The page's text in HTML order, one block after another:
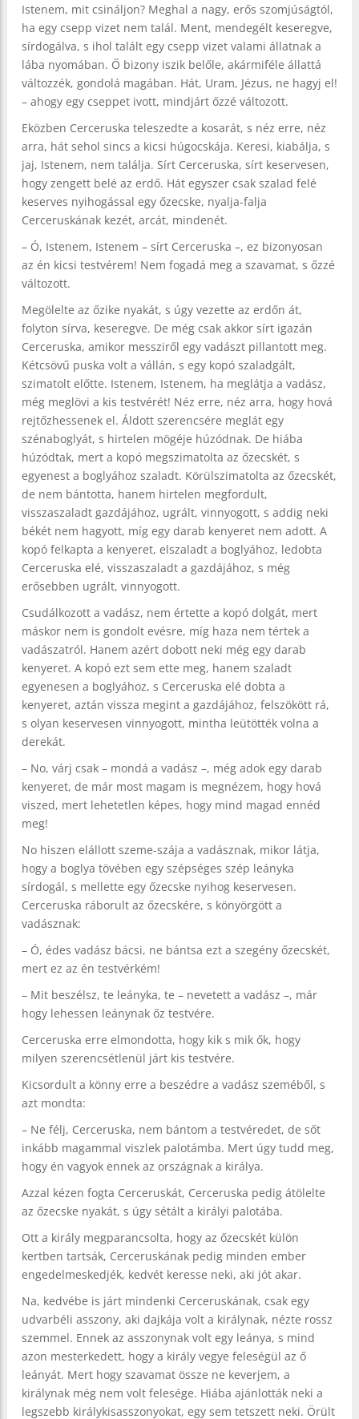
Istenem, mit csináljon? Meghal a nagy, erős szomjúságtól,
ha egy csepp vizet nem talál. Ment, mendegélt keseregve,
sírdogálva, s ihol talált egy csepp vizet valami állatnak a
lába nyomában. Ő bizony iszik belőle, akármiféle állattá
változzék, gondolá magában. Hát, Uram, Jézus, ne hagyj el!
– ahogy egy cseppet ivott, mindjárt őzzé változott.
Eközben Cerceruska teleszedte a kosarát, s néz erre, néz
arra, hát sehol sincs a kicsi húgocskája. Keresi, kiabálja, s
jaj, Istenem, nem találja. Sírt Cerceruska, sírt keservesen,
hogy zengett belé az erdő. Hát egyszer csak szalad felé
keserves nyihogással egy őzecske, nyalja-falja
Cerceruskának kezét, arcát, mindenét.
– Ó, Istenem, Istenem – sírt Cerceruska –, ez bizonyosan
az én kicsi testvérem! Nem fogadá meg a szavamat, s őzzé
változott.
Megölelte az őzike nyakát, s úgy vezette az erdőn át,
folyton sírva, keseregve. De még csak akkor sírt igazán
Cerceruska, amikor messziről egy vadászt pillantott meg.
Kétcsövű puska volt a vállán, s egy kopó szaladgált,
szimatolt előtte. Istenem, Istenem, ha meglátja a vadász,
még meglövi a kis testvérét! Néz erre, néz arra, hogy hová
rejtőzhessenek el. Áldott szerencsére meglát egy
szénaboglyát, s hirtelen mögéje húzódnak. De hiába
húzódtak, mert a kopó megszimatolta az őzecskét, s
egyenest a boglyához szaladt. Körülszimatolta az őzecskét,
de nem bántotta, hanem hirtelen megfordult,
visszaszaladt gazdájához, ugrált, vinnyogott, s addig neki
békét nem hagyott, míg egy darab kenyeret nem adott. A
kopó felkapta a kenyeret, elszaladt a boglyához, ledobta
Cerceruska elé, visszaszaladt a gazdájához, s még
erősebben ugrált, vinnyogott.
Csudálkozott a vadász, nem értette a kopó dolgát, mert
máskor nem is gondolt evésre, míg haza nem tértek a
vadászatról. Hanem azért dobott neki még egy darab
kenyeret. A kopó ezt sem ette meg, hanem szaladt
egyenesen a boglyához, s Cerceruska elé dobta a
kenyeret, aztán vissza megint a gazdájához, felszökött rá,
s olyan keservesen vinnyogott, mintha leütötték volna a
derekát.
– No, várj csak – mondá a vadász –, még adok egy darab
kenyeret, de már most magam is megnézem, hogy hová
viszed, mert lehetetlen képes, hogy mind magad ennéd
meg!
No hiszen elállott szeme-szája a vadásznak, mikor látja,
hogy a boglya tövében egy szépséges szép leányka
sírdogál, s mellette egy őzecske nyihog keservesen.
Cerceruska ráborult az őzecskére, s könyörgött a
vadásznak:
– Ó, édes vadász bácsi, ne bántsa ezt a szegény őzecskét,
mert ez az én testvérkém!
– Mit beszélsz, te leányka, te – nevetett a vadász –, már
hogy lehessen leánynak őz testvére.
Cerceruska erre elmondotta, hogy kik s mik ők, hogy
milyen szerencsétlenül járt kis testvére.
Kicsordult a könny erre a beszédre a vadász szeméből, s
azt mondta:
– Ne félj, Cerceruska, nem bántom a testvéredet, de sőt
inkább magammal viszlek palotámba. Mert úgy tudd meg,
hogy én vagyok ennek az országnak a királya.
Azzal kézen fogta Cerceruskát, Cerceruska pedig átölelte
az őzecske nyakát, s úgy sétált a királyi palotába.
Ott a király megparancsolta, hogy az őzecskét külön
kertben tartsák, Cerceruskának pedig minden ember
engedelmeskedjék, kedvét keresse neki, aki jót akar.
Na, kedvébe is járt mindenki Cerceruskának, csak egy
udvarbéli asszony, aki dajkája volt a királynak, nézte rossz
szemmel. Ennek az asszonynak volt egy leánya, s mind
azon mesterkedett, hogy a király vegye feleségül az ő
leányát. Mert hogy szavamat össze ne keverjem, a
királynak még nem volt felesége. Hiába ajánlották neki a
legszebb királykisasszonyokat, egy sem tetszett neki. Örült